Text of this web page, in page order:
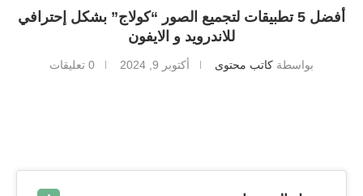
أفضل 5 تطبيقات لتجميع الصور “كولاج” بشكل إحترافي
للاندرويد و الايفون
بواسطة كاتب محتوى أكتوبر 9, 2024 0 تعليقات